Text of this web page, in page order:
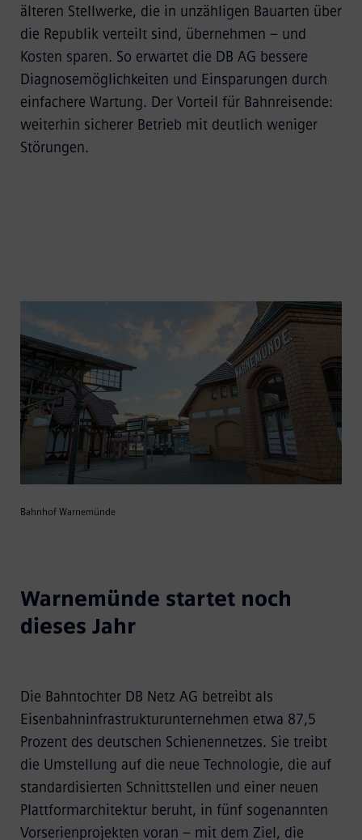
älteren Stellwerke, die in unzähligen Bauarten über
die Republik verteilt sind, übernehmen – und
Kosten sparen. So erwartet die DB AG bessere
Diagnosemöglichkeiten und Einsparungen durch
einfachere Wartung. Der Vorteil für Bahnreisende:
weiterhin sicherer Betrieb mit deutlich weniger
Störungen.
Bahnhof Warnemünde
Warnemünde startet noch
dieses Jahr
Die Bahntochter DB Netz AG betreibt als
Eisenbahninfrastrukturunternehmen etwa 87,5
Prozent des deutschen Schienennetzes. Sie treibt
die Umstellung auf die neue Technologie, die auf
standardisierten Schnittstellen und einer neuen
Plattformarchitektur beruht, in fünf sogenannten
Vorserienprojekten voran – mit dem Ziel, die